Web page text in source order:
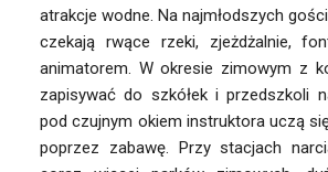
atrakcje wodne. Na najmłodszych
czekają rwące rzeki, zjeżdżalnie,
animatorem. W okresie zimowym z
zapisywać do szkółek i przedszkoli
pod czujnym okiem instruktora uczą
poprzez zabawę. Przy stacjach